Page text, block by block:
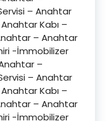
– Anahtar
Kabı –
– Anahtar
-İmmobilizer
–
– Anahtar
Kabı –
– Anahtar
-İmmobilizer